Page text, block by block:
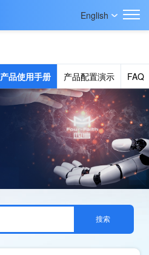
English
产品使用手册 产品配置演示 FAQ